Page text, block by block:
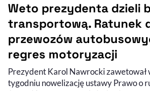
Weto prezydenta dzieli
transportową. Ratunek
przewozów
regres motoryzacji
Prezydent Karol Nawrocki zawetował
tygodniu nowelizację ustawy Prawo o